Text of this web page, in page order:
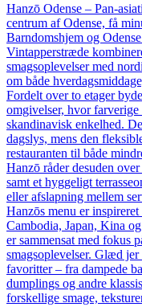
Hanzō Odense – Pan-
centrum af Odense, få
Barndomshjem og
Vintapperstræde
smagsoplevelser med
om både
Fordelt over to etager
omgivelser, hvor farverige
skandinavisk enkelhed.
dagslys, mens den
restauranten til både
Hanzō råder desuden
samt et hyggeligt
eller afslapning mellem
Hanzōs menu er
Cambodia, Japan, Kina
er sammensat med fokus
smagsoplevelser. Glæd
favoritter – fra dampede
dumplings og andre
forskellige smage,